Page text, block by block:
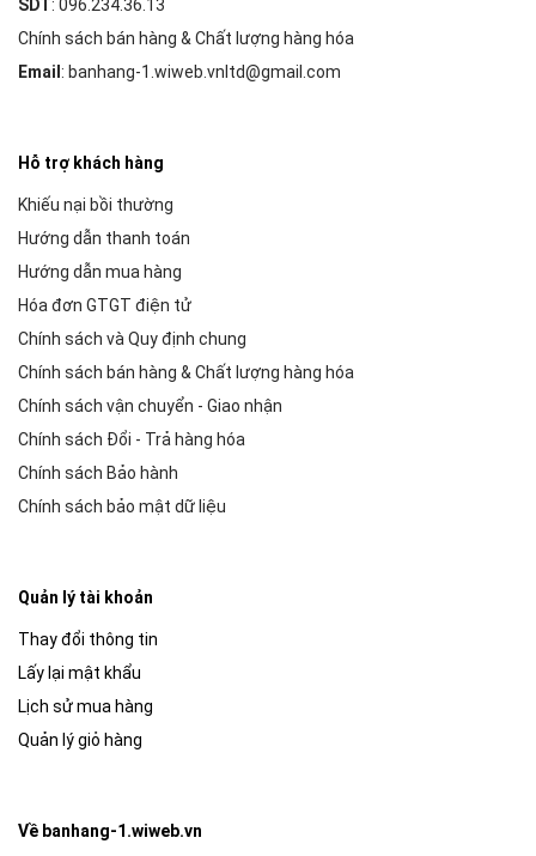
SDT: 096.234.36.13
Chính sách bán hàng & Chất lượng hàng hóa
Email: banhang-1.wiweb.vnltd@gmail.com
Hỗ trợ khách hàng
Khiếu nại bồi thường
Hướng dẫn thanh toán
Hướng dẫn mua hàng
Hóa đơn GTGT điện tử
Chính sách và Quy định chung
Chính sách bán hàng & Chất lượng hàng hóa
Chính sách vận chuyển - Giao nhận
Chính sách Đổi - Trả hàng hóa
Chính sách Bảo hành
Chính sách bảo mật dữ liệu
Quản lý tài khoản
Thay đổi thông tin
Lấy lại mật khẩu
Lịch sử mua hàng
Quản lý giỏ hàng
Về banhang-1.wiweb.vn